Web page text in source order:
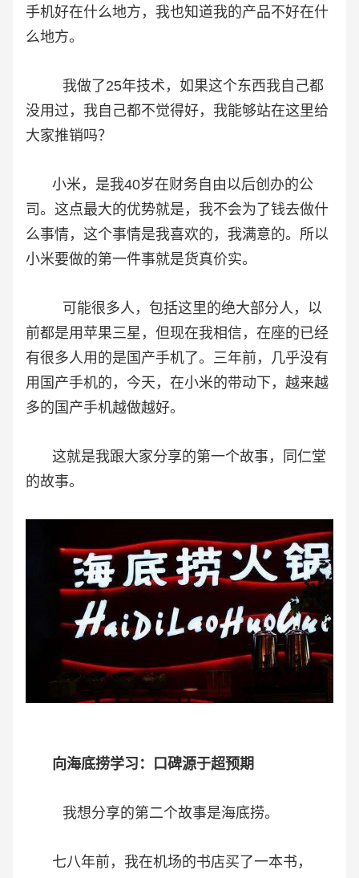
手机好在什么地方，我也知道我的产品不好在什
么地方。
我做了25年技术，如果这个东西我自己都
没用过，我自己都不觉得好，我能够站在这里给
大家推销吗？
小米，是我40岁在财务自由以后创办的公
司。这点最大的优势就是，我不会为了钱去做什
么事情，这个事情是我喜欢的，我满意的。所以
小米要做的第一件事就是货真价实。
可能很多人，包括这里的绝大部分人，以
前都是用苹果三星，但现在我相信，在座的已经
有很多人用的是国产手机了。三年前，几乎没有
用国产手机的，今天，在小米的带动下，越来越
多的国产手机越做越好。
这就是我跟大家分享的第一个故事，同仁堂
的故事。
向海底捞学习：口碑源于超预期
我想分享的第二个故事是海底捞。
七八年前，我在机场的书店买了一本书，